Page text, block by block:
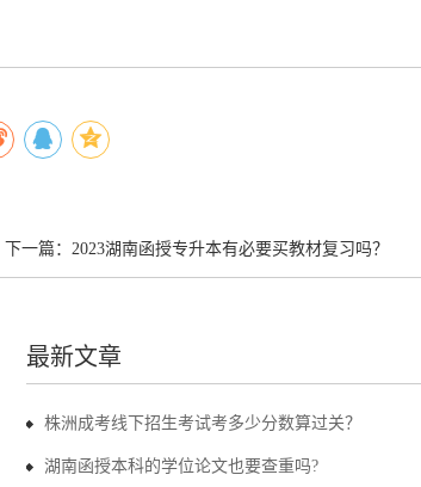
下一篇： 2023湖南函授专升本有必要买教材复习吗？
最新文章
株洲成考线下招生考试考多少分数算过关？
湖南函授本科的学位论文也要查重吗?